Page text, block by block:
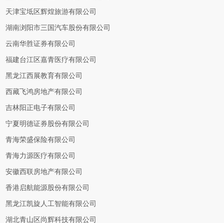
天津宝坻区辉煌旅游有限公司
湖南浏阳市三国汽车股份有限公司
云南华胜证券有限公司
福建台江区嘉青医疗有限公司
黑龙江西展教育有限公司
西藏飞鸿房地产有限公司
吉林阳正电子有限公司
宁夏明德证券股份有限公司
青海荣盛保险有限公司
青海力源医疗有限公司
安徽西联房地产有限公司
香港启航能源股份有限公司
黑龙江凯旋人工智能有限公司
湖北青山区尚辉科技有限公司